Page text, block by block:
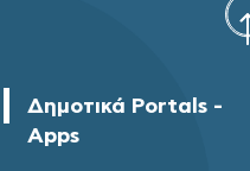
Δημοτικά Portals -
Apps